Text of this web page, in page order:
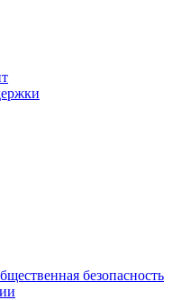
безопасность